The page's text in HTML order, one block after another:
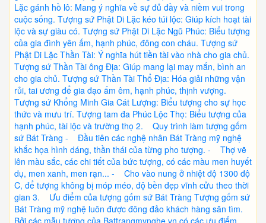
Lặc gánh hồ lô: Mang ý nghĩa về sự đủ đầy và niềm vui trong
cuộc sống. Tượng sứ Phật Di Lặc kéo túi lộc: Giúp kích hoạt tài
lộc và sự giàu có. Tượng sứ Phật Di Lặc Ngũ Phúc: Biểu tượng
của gia đình yên ấm, hạnh phúc, đông con cháu. Tượng sứ
Phật Di Lặc Thần Tài: Ý nghĩa hút tiền tài vào nhà cho gia chủ.
Tượng sứ Thần Tài ông Địa: Giúp mang lại may mắn, bình an
cho gia chủ. Tượng sứ Thần Tài Thổ Địa: Hóa giải những vận
rủi, tai ương để gia đạo ấm êm, hạnh phúc, thịnh vượng.
Tượng sứ Khổng Minh Gia Cát Lượng: Biểu tượng cho sự học
thức và mưu trí. Tượng tam đa Phúc Lộc Thọ: Biểu tượng của
hạnh phúc, tài lộc và trường thọ 2. Quy trình làm tượng gốm
sứ Bát Tràng - Đầu tiên các nghệ nhân Bát Tràng mỹ nghệ
khắc họa hình dáng, thần thái của từng pho tượng. - Thợ vẽ
lên màu sắc, các chi tiết của bức tượng, có các màu men huyết
dụ, men xanh, men rạn... - Cho vào nung ở nhiệt độ 1300 độ
C, để tượng không bị móp méo, độ bền đẹp vĩnh cửu theo thời
gian 3. Ưu điểm của tượng gốm sứ Bát Tràng Tượng gốm sứ
Bát Tràng mỹ nghệ luôn được đông đảo khách hàng săn tìm.